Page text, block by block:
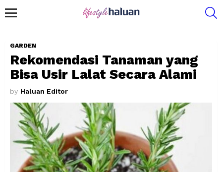
GARDEN
Rekomendasi Tanaman yang
Bisa Usir Lalat Secara Alami
by Haluan Editor